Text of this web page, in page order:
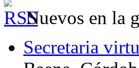
Nuevos en la
Secretaria